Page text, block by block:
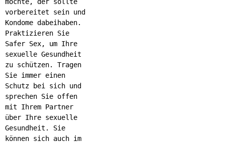
vorbereitet sein und
Kondome dabeihaben.
Praktizieren Sie
Safer Sex, um Ihre
sexuelle Gesundheit
zu schützen. Tragen
Sie immer einen
Schutz bei sich und
sprechen Sie offen
mit Ihrem Partner
über Ihre sexuelle
Gesundheit. Sie
können sich auch im